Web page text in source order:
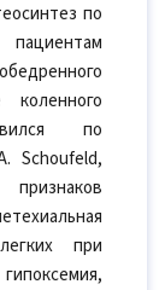
по
по
Schoufeld,
при